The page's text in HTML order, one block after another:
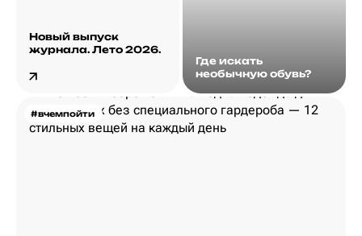
Новый выпуск
журнала. Лето 2026.
Где искать
необычную обувь?
#вчемпойти